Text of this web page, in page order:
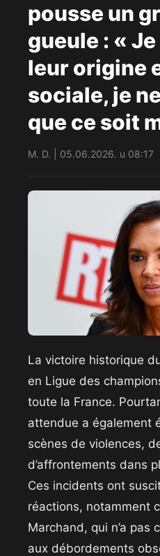
pousse un
gueule : «
leur origine
sociale, je
que ce soit
M. D. | 05.06.2026. u 08:17
La victoire historique
en Ligue des
toute la France.
attendue a également
scènes de violences,
d’affrontements dans
Ces incidents ont
réactions, notamment
Marchand, qui n’a pas
aux débordements